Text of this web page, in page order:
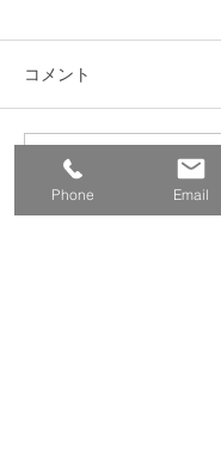
練馬区 S邸
設置
コメント
コメントを追加…
Phone Email